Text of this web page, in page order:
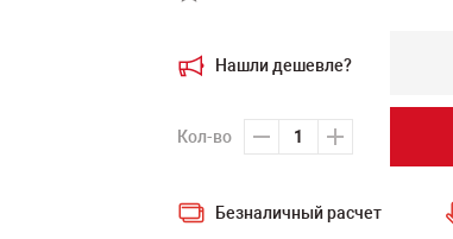
Нашли дешевле?
Кол-во
Безналичный расчет